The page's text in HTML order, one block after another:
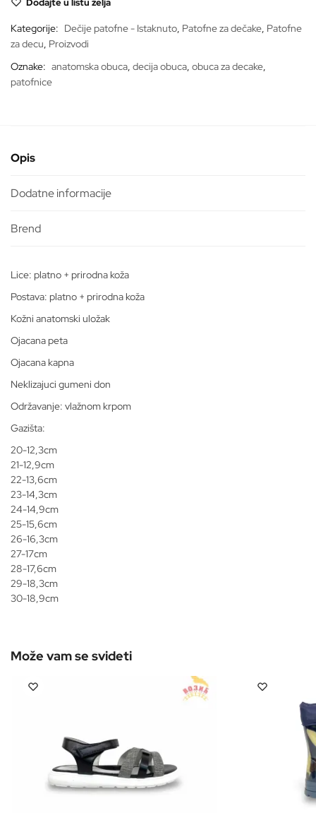
116
količina
Dodajte u listu želja
Kategorije: Dečije patofne - Istaknuto, Patofne za dečake, Patofne
za decu, Proizvodi
Oznake: anatomska obuca, decija obuca, obuca za decake,
patofnice
Opis
Dodatne informacije
Lice: platno + prirodna koža
Postava: platno + prirodna koža
Kožni anatomski uložak
Ojacana peta
Ojacana kapna
Neklizajuci gumeni don
Održavanje: vlažnom krpom
Gazišta:
20-12,3cm
21-12,9cm
22-13,6cm
23-14,3cm
24-14,9cm
25-15,6cm
26-16,3cm
27-17cm
28-17,6cm
29-18,3cm
30-18,9cm